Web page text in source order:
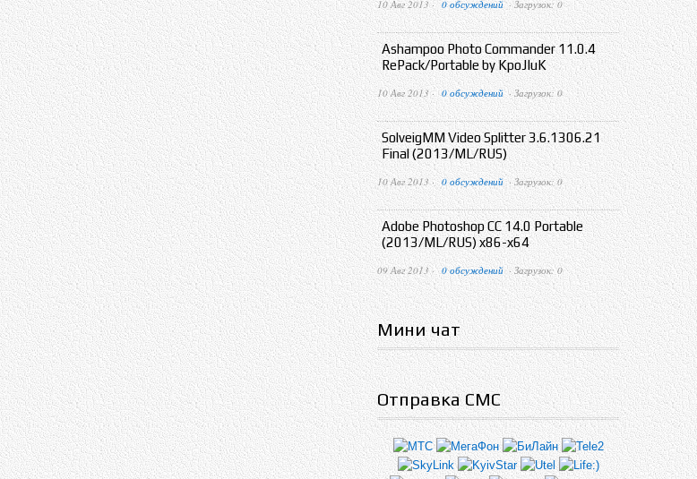
10 Авг 2013 · 0 обсуждений · Загрузок: 0
Ashampoo Photo Commander 11.0.4
RePack/Portable by KpoJIuK
10 Авг 2013 · 0 обсуждений · Загрузок: 0
SolveigMM Video Splitter 3.6.1306.21
Final (2013/ML/RUS)
10 Авг 2013 · 0 обсуждений · Загрузок: 0
Adobe Photoshop CC 14.0 Portable
(2013/ML/RUS) x86-x64
09 Авг 2013 · 0 обсуждений · Загрузок: 0
Мини чат
Отправка СМС